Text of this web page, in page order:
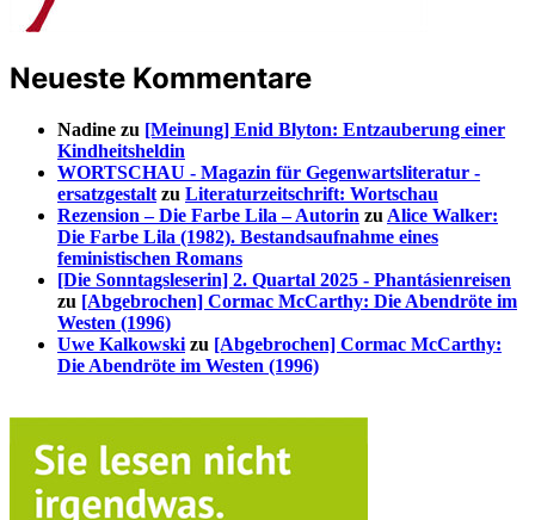
Neueste Kommentare
Nadine zu [Meinung] Enid Blyton: Entzauberung einer
Kindheitsheldin
WORTSCHAU - Magazin für Gegenwartsliteratur -
ersatzgestalt zu Literaturzeitschrift: Wortschau
Rezension – Die Farbe Lila – Autorin zu Alice Walker:
Die Farbe Lila (1982). Bestandsaufnahme eines
feministischen Romans
[Die Sonntagsleserin] 2. Quartal 2025 - Phantásienreisen
zu [Abgebrochen] Cormac McCarthy: Die Abendröte im
Westen (1996)
Uwe Kalkowski zu [Abgebrochen] Cormac McCarthy:
Die Abendröte im Westen (1996)